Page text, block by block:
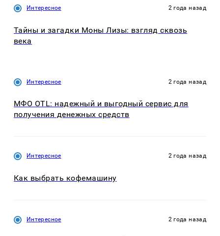
Интересное 2 года назад
Тайны и загадки Моны Лизы: взгляд сквозь
века
Интересное 2 года назад
МФО OTL: надежный и выгодный сервис для
получения денежных средств
Интересное 2 года назад
Как выбрать кофемашину
Интересное 2 года назад